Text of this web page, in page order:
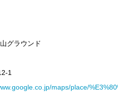
グラウンド
1
maps/place/